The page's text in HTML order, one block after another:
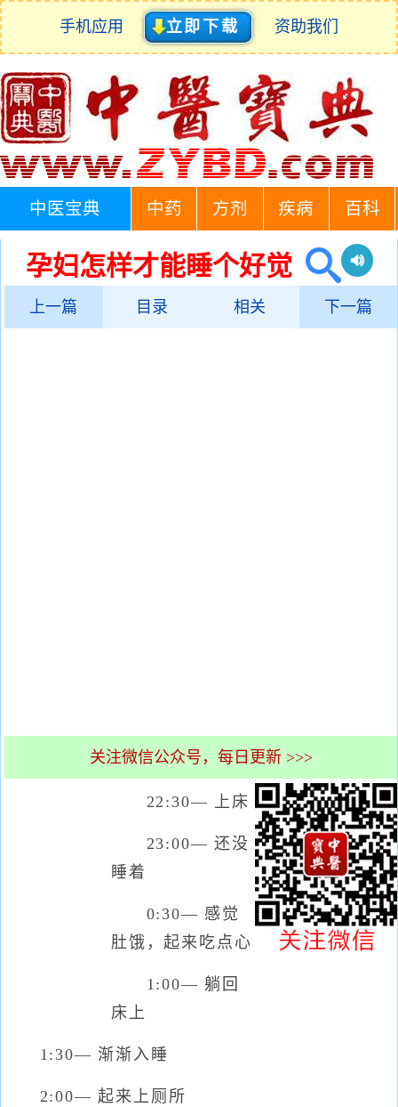
手机应用 立即下载 资助我们
中医宝典 中药 方剂 疾病 百科
孕妇怎样才能睡个好觉
上一篇 目录 相关 下一篇
关注微信公众号，每日更新 >>>
22:30— 上床
23:00— 还没
睡着
0:30— 感觉
肚饿，起来吃点心
1:00— 躺回
床上
1:30— 渐渐入睡
2:00— 起来上厕所